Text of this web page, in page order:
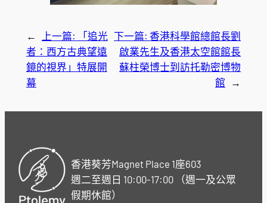
← 上一篇:
「追光
者：西方古典望遠
鏡的視界」特展開
幕
下一篇: 香港科學館總館長劉
啟業先生及香港太空館館長
蘇柱榮博士到訪托勒密博物
館
→
香港葵芳Magnet Place 1座603
週二至週日 10:00-17:00 （週一及公眾
假期休館）